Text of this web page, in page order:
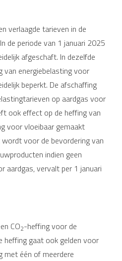
verlaagde tarieven in de
de periode van 1 januari 2025
afgeschaft. In dezelfde
van energiebelasting voor
beperkt. De afschaffing
op aardgas voor
ook effect op de heffing van
voor vloeibaar gemaakt
voor de bevordering van
indien geen
aardgas, vervalt per 1 januari
CO2-heffing voor de
heffing gaat ook gelden voor
met één of meerdere